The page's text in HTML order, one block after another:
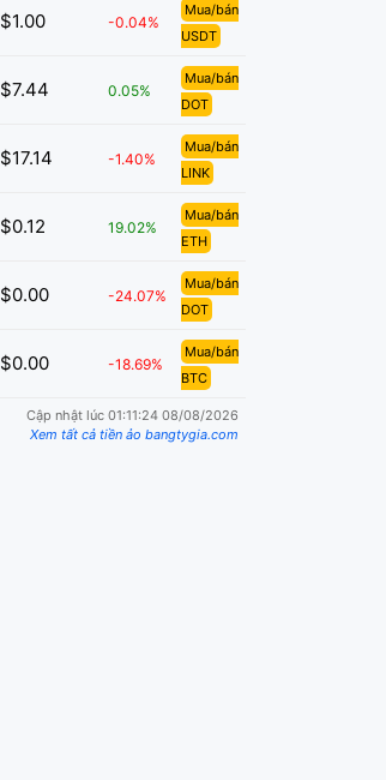
$1.00 -0.04%
Mua/bán
USDT
$7.44 0.05%
Mua/bán
DOT
$17.14 -1.40%
Mua/bán
LINK
$0.12 19.02%
Mua/bán
ETH
$0.00 -24.07%
Mua/bán
DOT
$0.00 -18.69%
Mua/bán
BTC
Cập nhật lúc 01:11:24 08/08/2026
Xem tất cả tiền ảo bangtygia.com